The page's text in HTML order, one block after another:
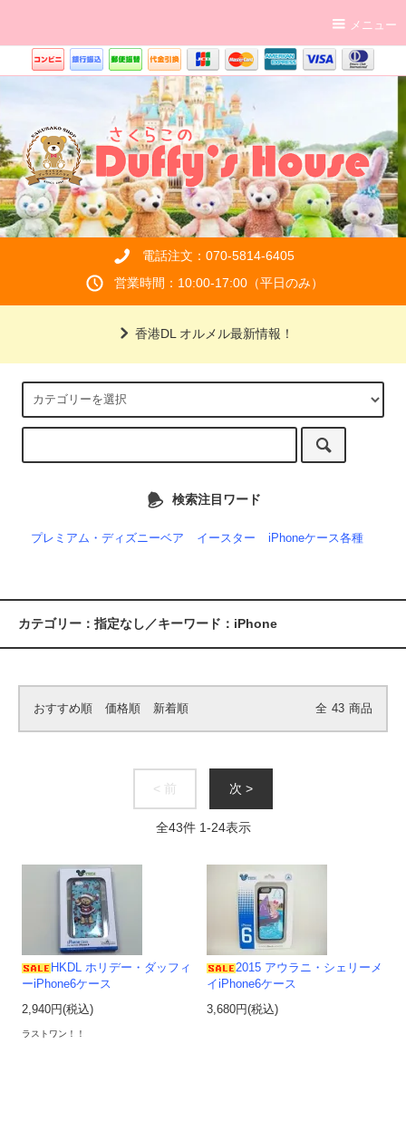
メニュー
電話注文：070-5814-6405
営業時間：10:00-17:00（平日のみ）
香港DL オルメル最新情報！
検索注目ワード
プレミアム・ディズニーベア イースター iPhoneケース各種
カテゴリー：指定なし／キーワード：iPhone
おすすめ順 価格順 新着順 全 43 商品
< 前 次 >
全43件 1-24表示
HKDL ホリデー・ダッフィ
ーiPhone6ケース
2,940円(税込)
ラストワン！！
2015 アウラニ・シェリーメ
イiPhone6ケース
3,680円(税込)